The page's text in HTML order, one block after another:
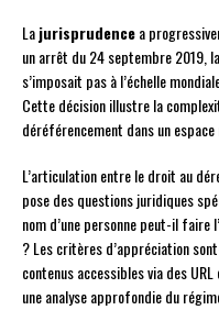
Lajurisprudencea
un arrêt du 24 septembre 2019,
s’imposait pas à l’échelle
Cette décision illustre la
déréférencement dans un
L’articulation entre le droit au
pose des questions juridiques
nom d’une personne peut-il faire
? Les critères d’appréciation
contenus accessibles via des
une analyse approfondie du